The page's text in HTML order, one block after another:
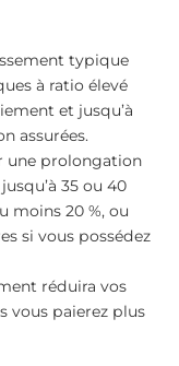
typique
à ratio élevé
et jusqu’à
assurées.
une prolongation
35 ou 40
moins 20 %, ou
si vous possédez
réduira vos
vous paierez plus